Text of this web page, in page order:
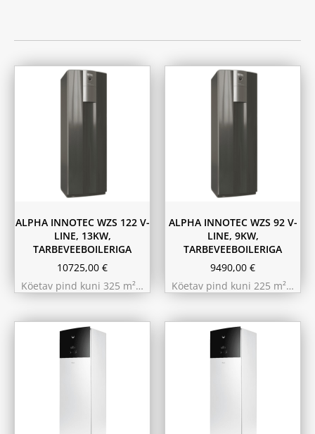
ALPHA INNOTEC WZS 122 V-
LINE, 13KW,
TARBEVEEBOILERIGA
10725,00 €
Köetav pind kuni 325 m²…
ALPHA INNOTEC WZS 92 V-
LINE, 9KW,
TARBEVEEBOILERIGA
9490,00 €
Köetav pind kuni 225 m²…